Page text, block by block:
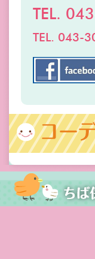
TEL.
TEL. 043-